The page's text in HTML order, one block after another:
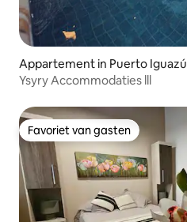
Appartement in Puerto Iguazú
Ysyry Accommodaties lll
Favoriet van gasten
Favoriet van gasten